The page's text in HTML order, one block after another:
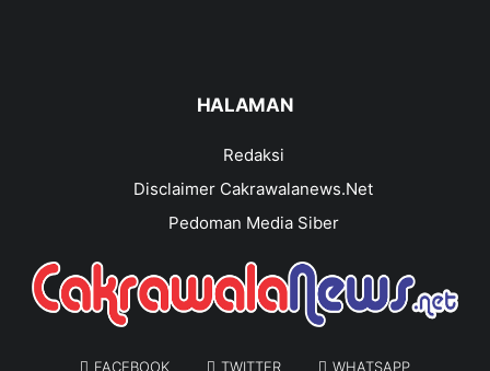
HALAMAN
Redaksi
Disclaimer Cakrawalanews.Net
Pedoman Media Siber
FACEBOOK TWITTER WHATSAPP